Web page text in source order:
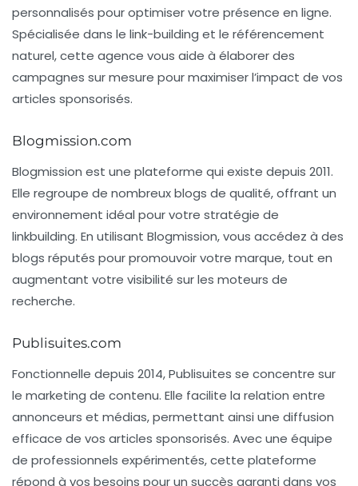
personnalisés pour optimiser votre présence en ligne.
Spécialisée dans le link-building et le référencement
naturel, cette agence vous aide à élaborer des
campagnes sur mesure pour maximiser l’impact de vos
articles sponsorisés.
Blogmission.com
Blogmission est une plateforme qui existe depuis 2011.
Elle regroupe de nombreux blogs de qualité, offrant un
environnement idéal pour votre stratégie de
linkbuilding. En utilisant Blogmission, vous accédez à des
blogs réputés pour promouvoir votre marque, tout en
augmentant votre visibilité sur les moteurs de
recherche.
Publisuites.com
Fonctionnelle depuis 2014,Publisuites se concentre sur
le marketing de contenu. Elle facilite la relation entre
annonceurs et médias, permettant ainsi une diffusion
efficace de vos articles sponsorisés. Avec une équipe
de professionnels expérimentés, cette plateforme
répond à vos besoins pour un succès garanti dans vos